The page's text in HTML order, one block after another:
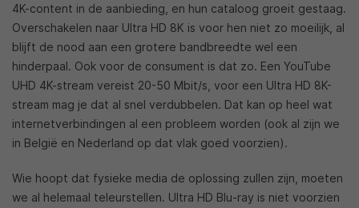
4K-content in de aanbieding, en hun cataloog groeit gestaag.
Overschakelen naar Ultra HD 8K is voor hen niet zo moeilijk, al
blijft de nood aan een grotere bandbreedte wel een
hinderpaal. Ook voor de consument is dat zo. Een YouTube
UHD 4K-stream vereist 20-50 Mbit/s, voor een Ultra HD 8K-
stream mag je dat al snel verdubbelen. Dat kan op heel wat
internetverbindingen al een probleem worden (ook al zijn we
in België en Nederland op dat vlak goed voorzien).
Wie hoopt dat fysieke media de oplossing zullen zijn, moeten
we al helemaal teleurstellen. Ultra HD Blu-ray is niet voorzien